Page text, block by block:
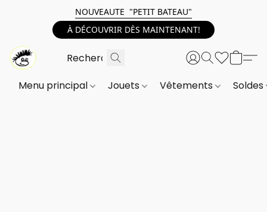
NOUVEAUTE "PETIT BATEAU"
À DÉCOUVRIR DÈS MAINTENANT!
Menu principal Jouets Vêtements Soldes